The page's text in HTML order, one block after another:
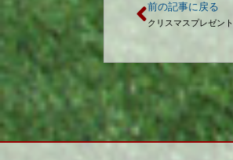
前の記事に戻る
クリスマスプレゼント